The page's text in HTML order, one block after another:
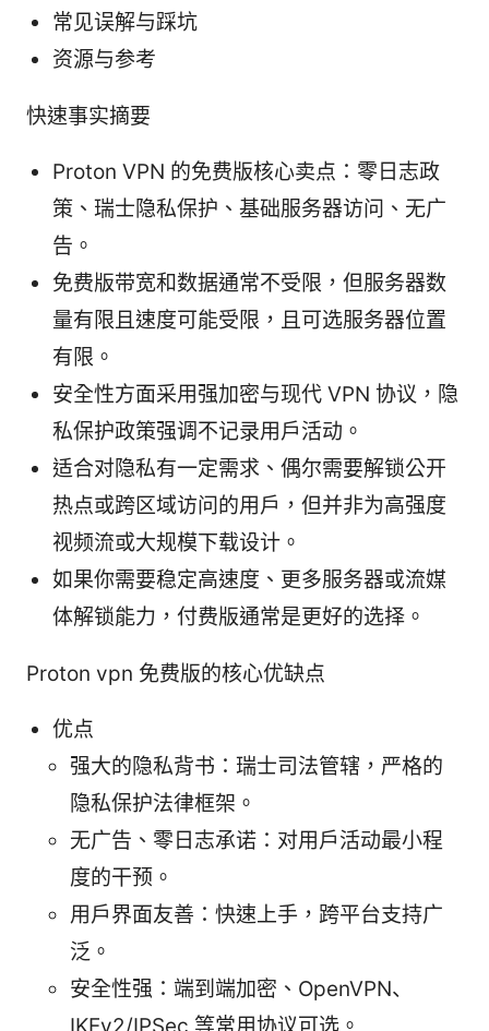
常见误解与踩坑
资源与参考
快速事实摘要
Proton VPN 的免费版核心卖点：零日志政
策、瑞士隐私保护、基础服务器访问、无广
告。
免费版带宽和数据通常不受限，但服务器数
量有限且速度可能受限，且可选服务器位置
有限。
安全性方面采用强加密与现代 VPN 协议，隐
私保护政策强调不记录用户活动。
适合对隐私有一定需求、偶尔需要解锁公开
热点或跨区域访问的用户，但并非为高强度
视频流或大规模下载设计。
如果你需要稳定高速度、更多服务器或流媒
体解锁能力，付费版通常是更好的选择。
Proton vpn 免费版的核心优缺点
优点
强大的隐私背书：瑞士司法管辖，严格的
隐私保护法律框架。
无广告、零日志承诺：对用户活动最小程
度的干预。
用户界面友善：快速上手，跨平台支持广
泛。
安全性强：端到端加密、OpenVPN、